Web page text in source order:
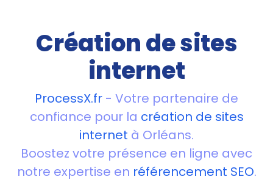
Création de sites
internet
ProcessX.fr - Votre partenaire de
confiance pour la création de sites
internet à Orléans.
Boostez votre présence en ligne avec
notre expertise en référencement SEO.